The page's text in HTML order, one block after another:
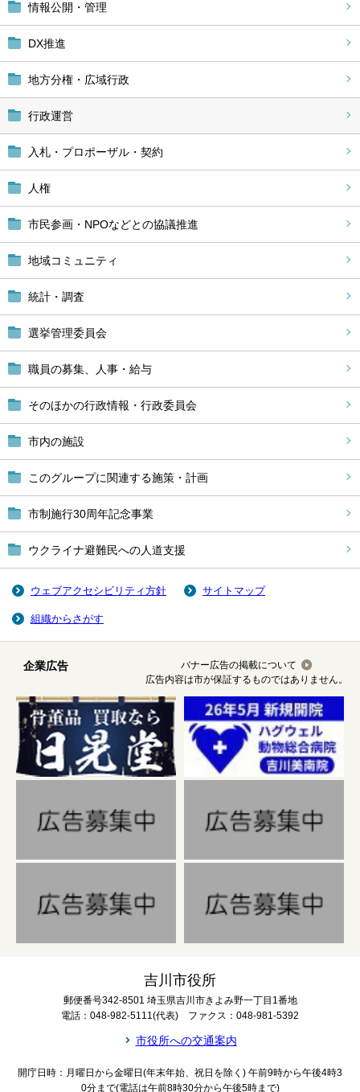
情報公開・管理
DX推進
地方分権・広域行政
行政運営
入札・プロポーザル・契約
人権
市民参画・NPOなどとの協議推進
地域コミュニティ
統計・調査
選挙管理委員会
職員の募集、人事・給与
そのほかの行政情報・行政委員会
市内の施設
このグループに関連する施策・計画
市制施行30周年記念事業
ウクライナ避難民への人道支援
ウェブアクセシビリティ方針 サイトマップ
組織からさがす
企業広告
バナー広告の掲載について
広告内容は市が保証するものではありません。
吉川市役所
郵便番号342-8501 埼玉県吉川市きよみ野一丁目1番地
電話：048-982-5111(代表) ファクス：048-981-5392
市役所への交通案内
開庁日時：月曜日から金曜日(年末年始、祝日を除く) 午前9時から午後4時3
0分まで(電話は午前8時30分から午後5時まで)